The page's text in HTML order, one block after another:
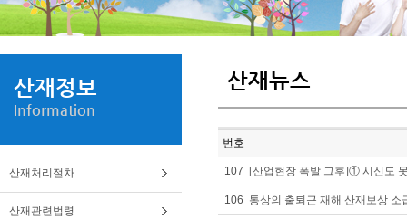
산재정보
Information
산재처리절차
산재관련법령
산재뉴스
번호
107 [산업현장 폭발 그후]① 시신도
106 통상의 출퇴근 재해 산재보상 소